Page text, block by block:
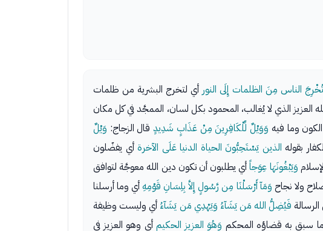
الناس مِنَ الظلمات إِلَى النور أي لتخرج البشرية من ظلمات
العزيز الذي لا يُغالب، المحمود بكل لسان، الممجَّد في كل مكان
وما فيه وَوَيْلٌ لِّلْكَافِرِينَ مِنْ عَذَابٍ شَدِيدٍقال الزجاج: وَيْلٌ
بقوله الذين يَسْتَحِبُّونَ الحياة الدنيا عَلَى الآخرةأي يفضّلون
وَيَبْغُونَهَا عِوَجاًأي يطلبون أن تكون دين الله معوجَّة لتوافق
ولا نجاح وَمَآ أَرْسَلْنَا مِن رَّسُولٍ إِلاَّ بِلِسَانِ قَوْمِهِأي وما أرسلنا
فَيُضِلُّ الله مَن يَشَآءُ وَيَهْدِي مَن يَشَآءُ أي وليست وظيفة
ما سبق به قضاؤه المحكم وَهُوَ العزيز الحكيم أي وهو العزيز في